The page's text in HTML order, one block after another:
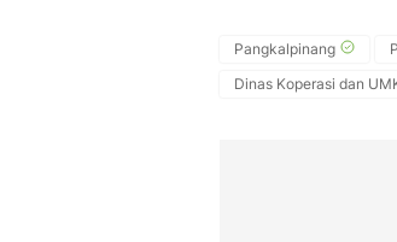
Pangkalpinang
Dinas Koperasi dan